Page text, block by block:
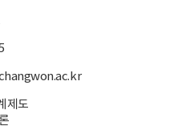
제도